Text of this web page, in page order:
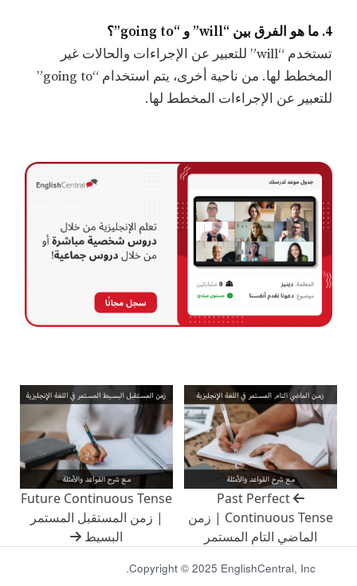
4. ما هو الفرق بين “will” و “going to”؟
تستخدم “will” للتعبير عن الإجراءات والحالات غير
المخطط لها. من ناحية أخرى، يتم استخدام “going to”
للتعبير عن الإجراءات المخطط لها.
Past Perfect
Continuous Tense | زمن
الماضي التام المستمر
Future Continuous Tense
| زمن المستقبل المستمر
البسيط
Copyright © 2025 EnglishCentral, Inc.